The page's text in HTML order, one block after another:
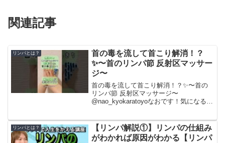
関連記事
リンパとは？
首の毒を流して首こり解消！？
✨〜首のリンパ節 反射区マッサー
ジ〜
首の毒を流して首こり解消！？✨〜首の
リンパ節 反射区マッサージ〜
@nao_kyokaratoyoなおです！気になる人
は、、、首のリンパ節の反射区マッサー
ジです😆ここをほぐす...
リンパとは？
【リンパ解説①】リンパの仕組み
がわかれば原因がわかる【リンパ